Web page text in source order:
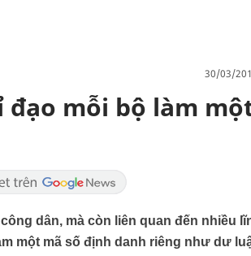
30/03/
mỗi bộ làm
dân, mà còn liên quan đến nhiều
một mã số định danh riêng như dư